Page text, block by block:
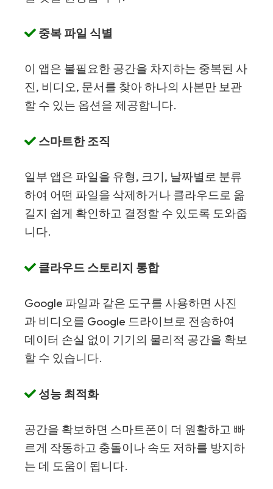
중복 파일 식별
이 앱은 불필요한 공간을 차지하는 중복된 사
진, 비디오, 문서를 찾아 하나의 사본만 보관
할 수 있는 옵션을 제공합니다.
스마트한 조직
일부 앱은 파일을 유형, 크기, 날짜별로 분류
하여 어떤 파일을 삭제하거나 클라우드로 옮
길지 쉽게 확인하고 결정할 수 있도록 도와줍
니다.
클라우드 스토리지 통합
Google 파일과 같은 도구를 사용하면 사진
과 비디오를 Google 드라이브로 전송하여
데이터 손실 없이 기기의 물리적 공간을 확보
할 수 있습니다.
성능 최적화
공간을 확보하면 스마트폰이 더 원활하고 빠
르게 작동하고 충돌이나 속도 저하를 방지하
는 데 도움이 됩니다.